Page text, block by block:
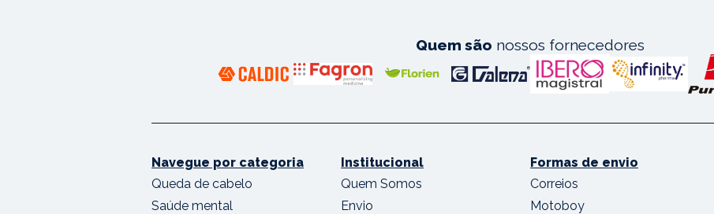
Quem são nossos fornecedores
Navegue por categoria
Queda de cabelo
Saúde mental
Institucional
Quem Somos
Envio
Formas de envio
Correios
Motoboy